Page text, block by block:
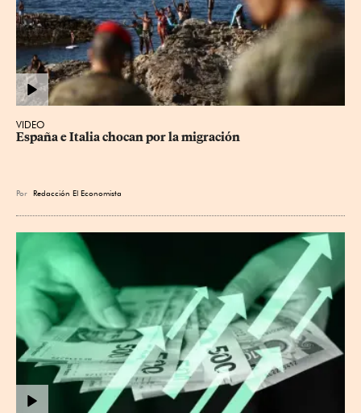
VIDEO
España e Italia chocan por la migración
Por Redacción El Economista